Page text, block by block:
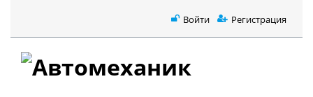
Войти Регистрация